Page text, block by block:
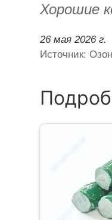
Хорошие
26 мая 2026 г.
Источник: Озон